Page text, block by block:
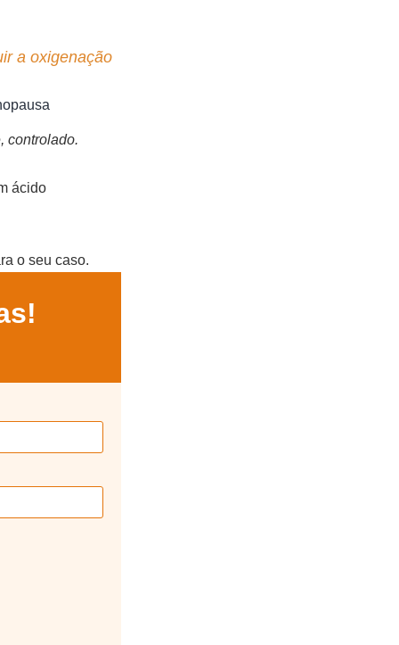
a oxigenação
controlado.
ácido
o seu caso.